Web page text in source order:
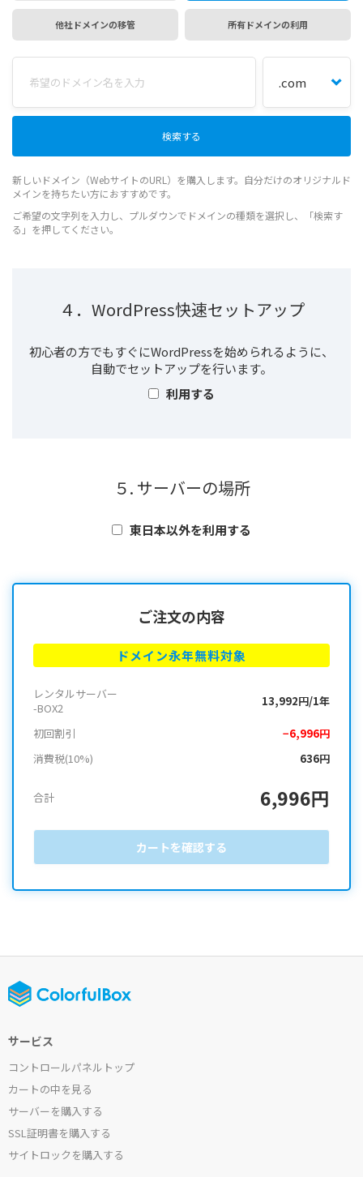
他社ドメインの移管 所有ドメインの利用
新しいドメイン（WebサイトのURL）を購入します。自分だけのオリジナルド
メインを持ちたい方におすすめです。
ご希望の文字列を入力し、プルダウンでドメインの種類を選択し、「検索す
る」を押してください。
４．WordPress快速セットアップ
初心者の方でもすぐにWordPressを始められるように、
自動でセットアップを行います。
利用する
５. サーバーの場所
東日本以外を利用する
ご注文の内容
ドメイン永年無料対象
レンタルサーバー
-BOX2
13,992円/1年
初回割引
−6,996円
消費税(10%)
636円
合計 6,996円
カートを確認する
サービス
コントロールパネルトップ
カートの中を見る
サーバーを購入する
SSL証明書を購入する
サイトロックを購入する